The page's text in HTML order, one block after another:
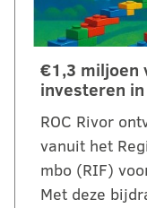
€1,3 miljoen
investeren
ROC Rivor
vanuit het
mbo (RIF)
Met deze